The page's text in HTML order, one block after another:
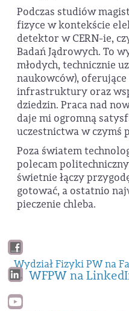
Podczas studiów
fizyce w kontekście
detektor w CERN-ie,
Badań Jądrowych. To
młodych, technicznie
naukowców),
infrastruktury oraz
dziedzin. Praca nad
daje mi ogromną
uczestnictwa w czymś
Poza światem
polecam
świetnie łączy
gotować, a ostatnio
pieczenie chleba.
Wydział Fizyki PW na
WFPW na